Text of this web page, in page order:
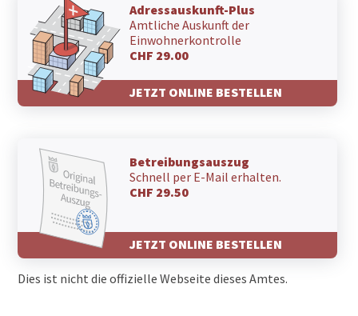
Adressauskunft-Plus
Amtliche Auskunft der
Einwohnerkontrolle
CHF 29.00
JETZT ONLINE BESTELLEN
Betreibungsauszug
Schnell per E-Mail erhalten.
CHF 29.50
JETZT ONLINE BESTELLEN
Dies ist nicht die offizielle Webseite dieses Amtes.